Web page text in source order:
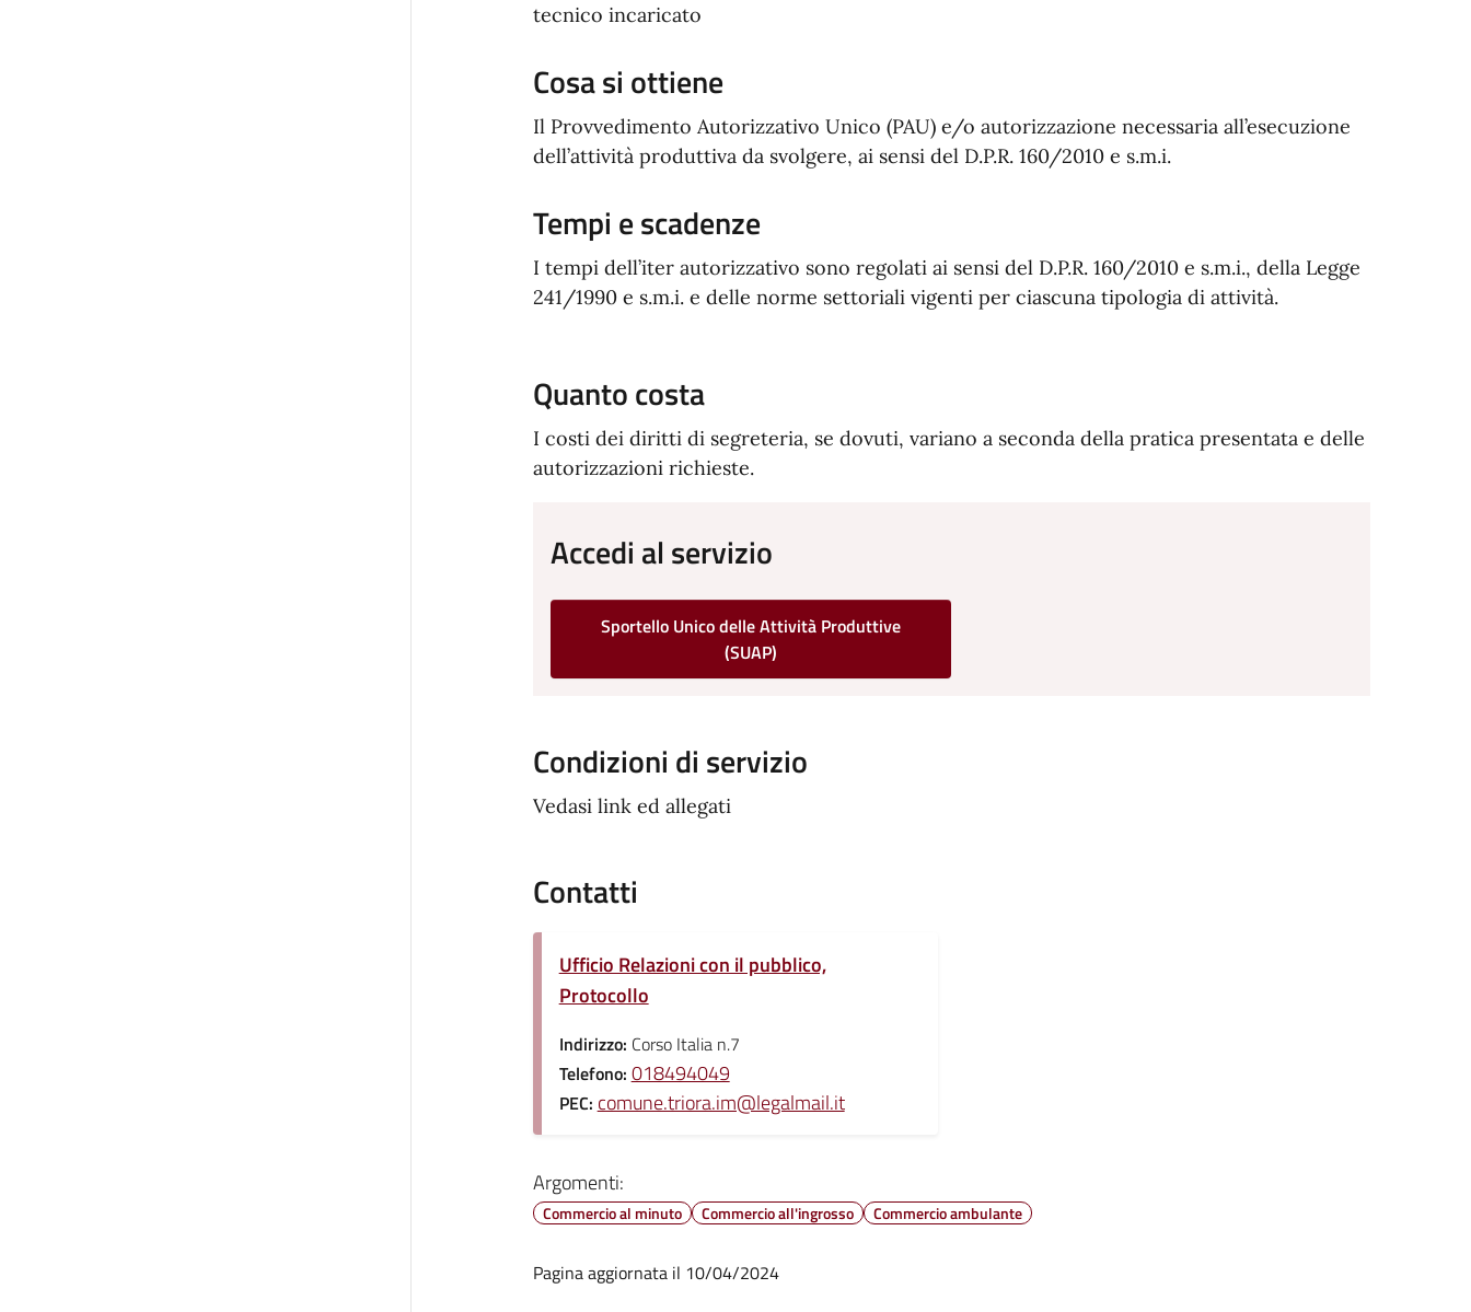
tecnico incaricato
Cosa si ottiene
Il Provvedimento Autorizzativo Unico (PAU) e/o autorizzazione necessaria all’esecuzione
dell’attività produttiva da svolgere, ai sensi del D.P.R. 160/2010 e s.m.i.
Tempi e scadenze
I tempi dell’iter autorizzativo sono regolati ai sensi del D.P.R. 160/2010 e s.m.i., della Legge
241/1990 e s.m.i. e delle norme settoriali vigenti per ciascuna tipologia di attività.
Quanto costa
I costi dei diritti di segreteria, se dovuti, variano a seconda della pratica presentata e delle
autorizzazioni richieste.
Accedi al servizio
Sportello Unico delle Attività Produttive
(SUAP)
Condizioni di servizio
Vedasi link ed allegati
Contatti
Ufficio Relazioni con il pubblico,
Protocollo
Indirizzo: Corso Italia n.7
Telefono: 018494049
PEC: comune.triora.im@legalmail.it
Argomenti:
Commercio al minuto Commercio all'ingrosso Commercio ambulante
Pagina aggiornata il 10/04/2024